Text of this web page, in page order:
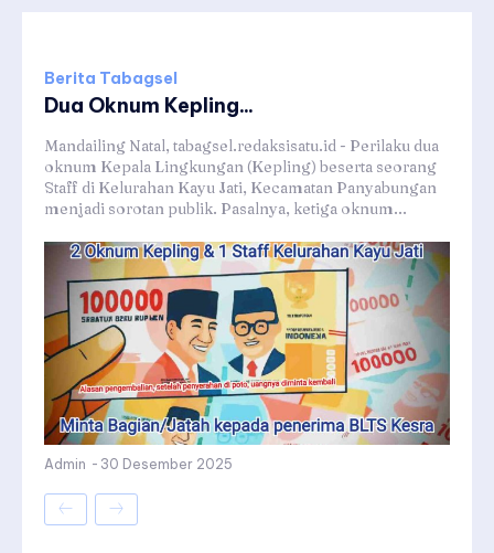
Berita Tabagsel
Dua Oknum Kepling...
Mandailing Natal, tabagsel.redaksisatu.id - Perilaku dua
oknum Kepala Lingkungan (Kepling) beserta seorang
Staff di Kelurahan Kayu Jati, Kecamatan Panyabungan
menjadi sorotan publik. Pasalnya, ketiga oknum...
Admin - 30 Desember 2025